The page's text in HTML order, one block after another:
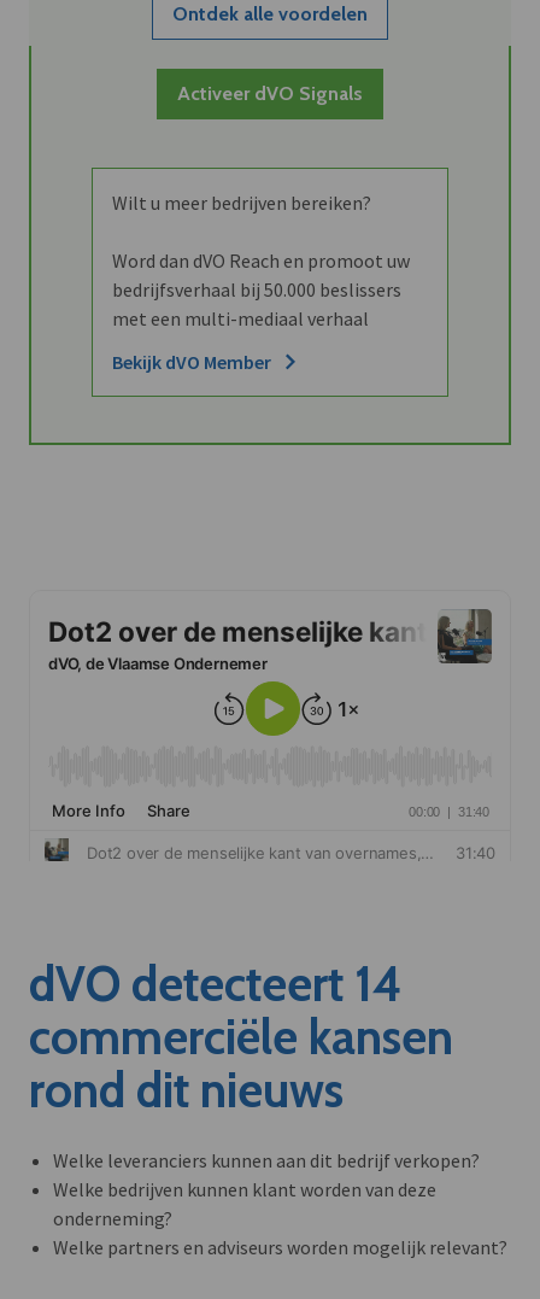
Ontdek alle voordelen
Activeer dVO Signals
Wilt u meer bedrijven bereiken?
Word dan dVO Reach en promoot uw
bedrijfsverhaal bij 50.000 beslissers
met een multi-mediaal verhaal
Bekijk dVO Member
dVO detecteert 14
commerciële kansen
rond dit nieuws
Welke leveranciers kunnen aan dit bedrijf verkopen?
Welke bedrijven kunnen klant worden van deze
onderneming?
Welke partners en adviseurs worden mogelijk relevant?